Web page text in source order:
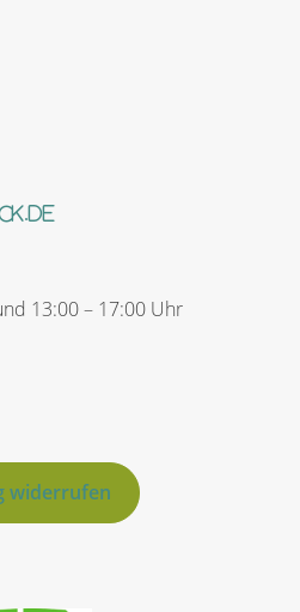
13:00 – 17:00 Uhr
widerrufen